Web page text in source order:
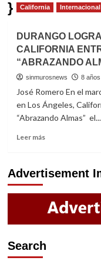
} California Internacional
DURANGO
CALIFORNIA
“ABRAZANDO
sinmurosnews 8
José Romero En el
en Los Ángeles,
“Abrazando Almas” el...
Leer másRead
DURANGO
LOGRA
EL
REENCUENTRO
EN
CALIFORNIA
PADRES
Advertisement
Search